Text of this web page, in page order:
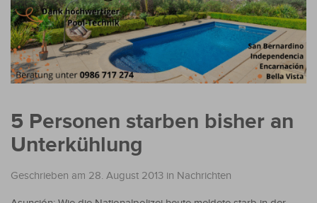
5 Personen starben bisher an
Unterkühlung
Geschrieben am 28. August 2013 in Nachrichten